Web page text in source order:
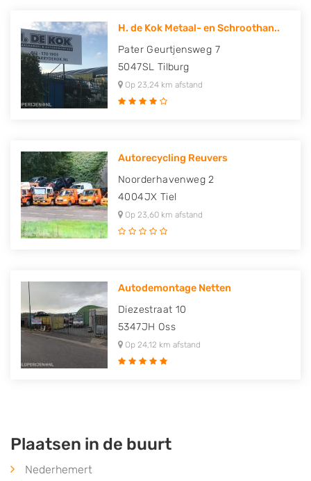
H. de Kok Metaal- en Schroothan..
Pater Geurtjensweg 7
5047SL Tilburg
Op 23,24 km afstand
Autorecycling Reuvers
Noorderhavenweg 2
4004JX Tiel
Op 23,60 km afstand
Autodemontage Netten
Diezestraat 10
5347JH Oss
Op 24,12 km afstand
Plaatsen in de buurt
Nederhemert